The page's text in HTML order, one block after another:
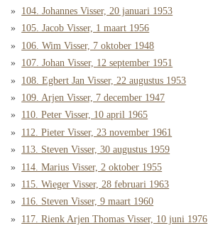
104. Johannes Visser, 20 januari 1953
105. Jacob Visser, 1 maart 1956
106. Wim Visser, 7 oktober 1948
107. Johan Visser, 12 september 1951
108. Egbert Jan Visser, 22 augustus 1953
109. Arjen Visser, 7 december 1947
110. Peter Visser, 10 april 1965
112. Pieter Visser, 23 november 1961
113. Steven Visser, 30 augustus 1959
114. Marius Visser, 2 oktober 1955
115. Wieger Visser, 28 februari 1963
116. Steven Visser, 9 maart 1960
117. Rienk Arjen Thomas Visser, 10 juni 1976